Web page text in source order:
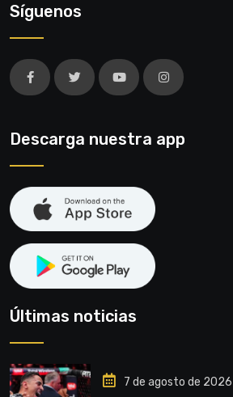
Síguenos
Descarga nuestra app
Últimas noticias
7 de agosto de 2026